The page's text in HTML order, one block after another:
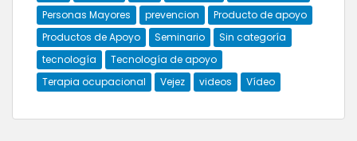
Personas Mayores
prevencion
Producto de apoyo
Productos de Apoyo
Seminario
Sin categoría
tecnología
Tecnología de apoyo
Terapia ocupacional
Vejez videos Vídeo